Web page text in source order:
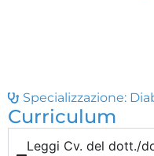
Specializzazione:
Curriculum
Leggi Cv. del dott./